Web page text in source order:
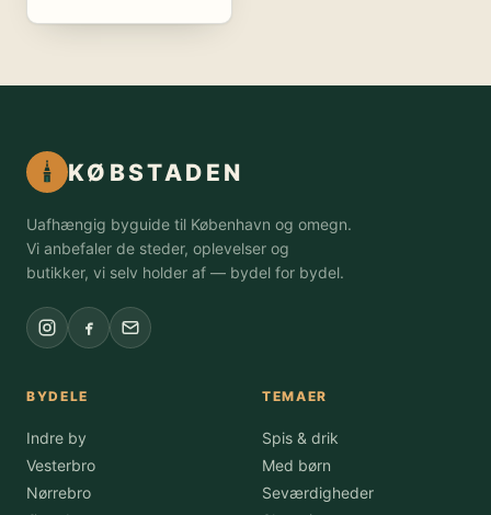
KØBSTADEN
Uafhængig byguide til København og omegn.
Vi anbefaler de steder, oplevelser og
butikker, vi selv holder af — bydel for bydel.
BYDELE
Indre by
Vesterbro
Nørrebro
TEMAER
Spis & drik
Med børn
Seværdigheder